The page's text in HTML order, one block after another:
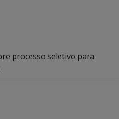
processo seletivo para